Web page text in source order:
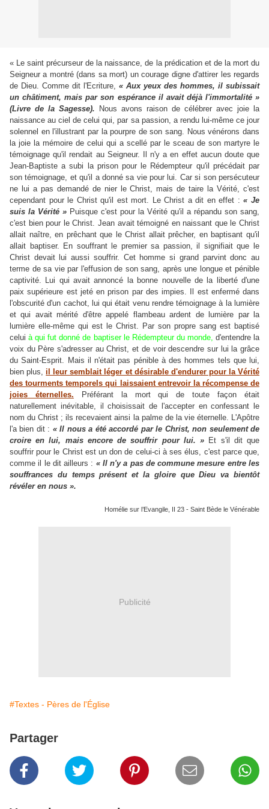
« Le saint précurseur de la naissance, de la prédication et de la mort du
Seigneur a montré (dans sa mort) un courage digne d'attirer les regards
de Dieu. Comme dit l'Ecriture, « Aux yeux des hommes, il subissait
un châtiment, mais par son espérance il avait déjà l'immortalité »
(Livre de la Sagesse). Nous avons raison de célébrer avec joie la
naissance au ciel de celui qui, par sa passion, a rendu lui-même ce jour
solennel en l'illustrant par la pourpre de son sang. Nous vénérons dans
la joie la mémoire de celui qui a scellé par le sceau de son martyre le
témoignage qu'il rendait au Seigneur. Il n'y a en effet aucun doute que
Jean-Baptiste a subi la prison pour le Rédempteur qu'il précédait par
son témoignage, et qu'il a donné sa vie pour lui. Car si son persécuteur
ne lui a pas demandé de nier le Christ, mais de taire la Vérité, c'est
cependant pour le Christ qu'il est mort. Le Christ a dit en effet :« Je
suis la Vérité » Puisque c'est pour la Vérité qu'il a répandu son sang,
c'est bien pour le Christ. Jean avait témoigné en naissant que le Christ
allait naître, en prêchant que le Christ allait prêcher, en baptisant qu'il
allait baptiser. En souffrant le premier sa passion, il signifiait que le
Christ devait lui aussi souffrir. Cet homme si grand parvint donc au
terme de sa vie par l'effusion de son sang, après une longue et pénible
captivité. Lui qui avait annoncé la bonne nouvelle de la liberté d'une
paix supérieure est jeté en prison par des impies. Il est enfermé dans
l'obscurité d'un cachot, lui qui était venu rendre témoignage à la lumière
et qui avait mérité d'être appelé flambeau ardent de lumière par la
lumière elle-même qui est le Christ. Par son propre sang est baptisé
celuià qui fut donné de baptiser le Rédempteur du monde, d'entendre la
voix du Père s'adresser au Christ, et de voir descendre sur lui la grâce
du Saint-Esprit. Mais il n'était pas pénible à des hommes tels que lui,
bien plus,il leur semblait léger et désirable d'endurer pour la Vérité
des tourments temporels qui laissaient entrevoir la récompense de
joies éternelles. Préférant la mort qui de toute façon était
naturellement inévitable, il choisissait de l'accepter en confessant le
nom du Christ ; ils recevaient ainsi la palme de la vie éternelle. L'Apôtre
l'a bien dit : « Il nous a été accordé par le Christ, non seulement de
croire en lui, mais encore de souffrir pour lui. » Et s'il dit que
souffrir pour le Christ est un don de celui-ci à ses élus, c'est parce que,
comme il le dit ailleurs : « Il n'y a pas de commune mesure entre les
souffrances du temps présent et la gloire que Dieu va bientôt
révéler en nous ».
Homélie sur l’Evangile, II 23 - Saint Bède le Vénérable
Publicité
#Textes - Pères de l'Église
Partager